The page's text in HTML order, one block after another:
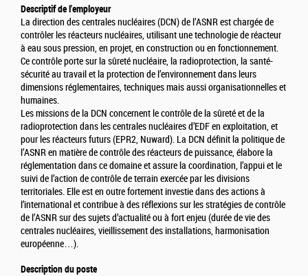
Descriptif de l'employeur
La direction des centrales nucléaires (DCN) de l’ASNR est chargée de
contrôler les réacteurs nucléaires, utilisant une technologie de réacteur
à eau sous pression, en projet, en construction ou en fonctionnement.
Ce contrôle porte sur la sûreté nucléaire, la radioprotection, la santé-
sécurité au travail et la protection de l’environnement dans leurs
dimensions réglementaires, techniques mais aussi organisationnelles et
humaines.
Les missions de la DCN concernent le contrôle de la sûreté et de la
radioprotection dans les centrales nucléaires d’EDF en exploitation, et
pour les réacteurs futurs (EPR2, Nuward). La DCN définit la politique de
l’ASNR en matière de contrôle des réacteurs de puissance, élabore la
réglementation dans ce domaine et assure la coordination, l’appui et le
suivi de l’action de contrôle de terrain exercée par les divisions
territoriales. Elle est en outre fortement investie dans des actions à
l’international et contribue à des réflexions sur les stratégies de contrôle
de l’ASNR sur des sujets d’actualité ou à fort enjeu (durée de vie des
centrales nucléaires, vieillissement des installations, harmonisation
européenne…).
Description du poste